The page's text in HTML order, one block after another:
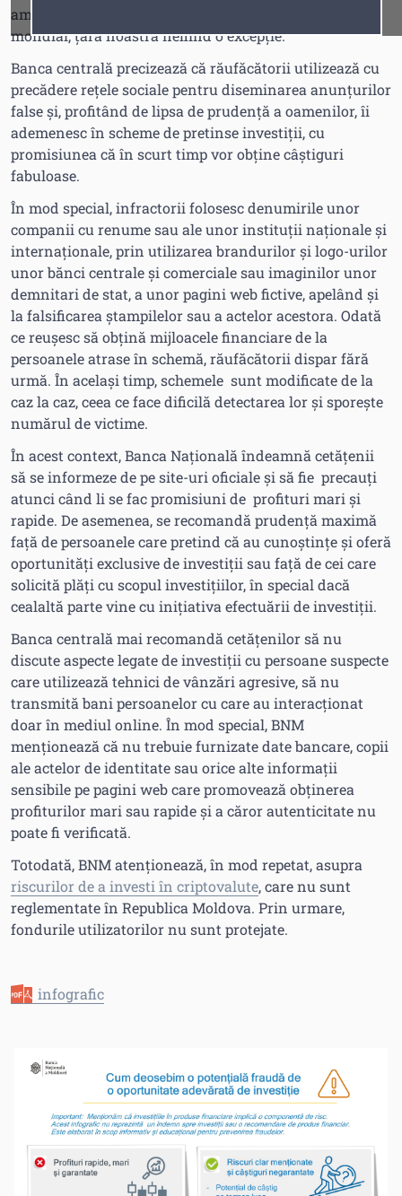
amploare în era tehnologiilor informaționale, la nivel
mondial, țara noastră nefiind o excepție.
Banca centrală precizează că răufăcătorii utilizează cu
precădere rețele sociale pentru diseminarea anunțurilor
false și, profitând de lipsa de prudență a oamenilor, îi
ademenesc în scheme de pretinse investiții, cu
promisiunea că în scurt timp vor obține câștiguri
fabuloase.
În mod special, infractorii folosesc denumirile unor
companii cu renume sau ale unor instituții naționale și
internaționale, prin utilizarea brandurilor și logo-urilor
unor bănci centrale și comerciale sau imaginilor unor
demnitari de stat, a unor pagini web fictive, apelând și
la falsificarea ștampilelor sau a actelor acestora. Odată
ce reușesc să obțină mijloacele financiare de la
persoanele atrase în schemă, răufăcătorii dispar fără
urmă. În același timp, schemele sunt modificate de la
caz la caz, ceea ce face dificilă detectarea lor și sporește
numărul de victime.
În acest context, Banca Națională îndeamnă cetățenii
să se informeze de pe site-uri oficiale și să fie precauți
atunci când li se fac promisiuni de profituri mari și
rapide. De asemenea, se recomandă prudență maximă
față de persoanele care pretind că au cunoștințe și oferă
oportunități exclusive de investiții sau față de cei care
solicită plăți cu scopul investițiilor, în special dacă
cealaltă parte vine cu inițiativa efectuării de investiții.
Banca centrală mai recomandă cetățenilor să nu
discute aspecte legate de investiții cu persoane suspecte
care utilizează tehnici de vânzări agresive, să nu
transmită bani persoanelor cu care au interacționat
doar în mediul online. În mod special, BNM
menționează că nu trebuie furnizate date bancare, copii
ale actelor de identitate sau orice alte informații
sensibile pe pagini web care promovează obținerea
profiturilor mari sau rapide și a căror autenticitate nu
poate fi verificată.
Totodată, BNM atenționează, în mod repetat, asupra
riscurilor de a investi în criptovalute, care nu sunt
reglementate în Republica Moldova. Prin urmare,
fondurile utilizatorilor nu sunt protejate.
infografic